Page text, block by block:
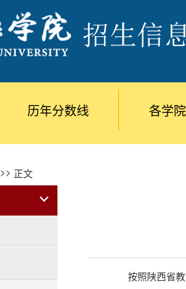
历年分数线 各学
>> 正文
按照陕西省